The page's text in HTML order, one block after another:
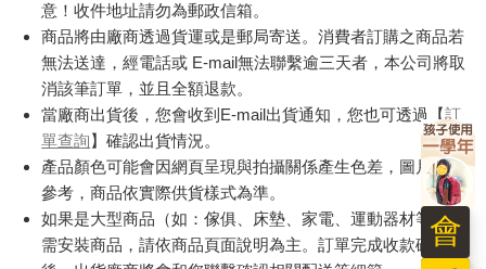
意！收件地址請勿為郵政信箱。
商品將由廠商透過貨運或是郵局寄送。消費者訂購之商品若
無法送達，經電話或 E-mail無法聯繫逾三天者，本公司將取
消該筆訂單，並且全額退款。
當廠商出貨後，您會收到E-mail出貨通知，您也可透過【訂
單查詢】確認出貨情況。
產品顏色可能會因網頁呈現與拍攝關係產生色差，圖片僅供
參考，商品依實際供貨樣式為準。
如果是大型商品（如：傢俱、床墊、家電、運動器材等）及
需安裝商品，請依商品頁面說明為主。訂單完成收款確認
會